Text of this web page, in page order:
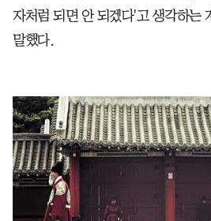
자처럼 되면 안 되겠다'고 생각하는
말했다.